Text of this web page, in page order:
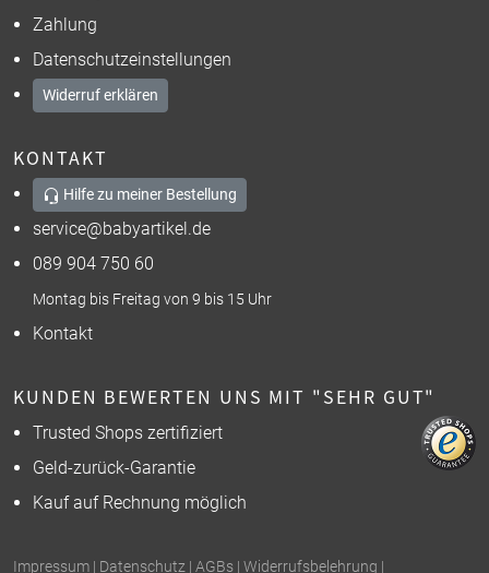
Zahlung
Datenschutzeinstellungen
Widerruf erklären
KONTAKT
Hilfe zu meiner Bestellung
service@babyartikel.de
089 904 750 60
Montag bis Freitag von 9 bis 15 Uhr
Kontakt
KUNDEN BEWERTEN UNS MIT "SEHR GUT"
Trusted Shops zertifiziert
Geld-zurück-Garantie
Kauf auf Rechnung möglich
Impressum | Datenschutz | AGBs | Widerrufsbelehrung |